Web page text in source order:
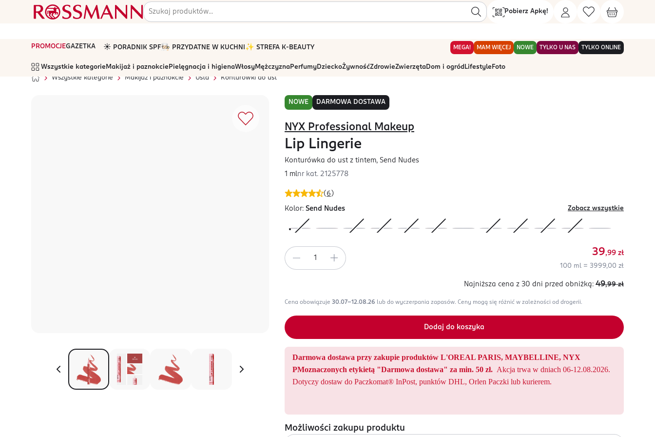
Pobierz Apkę!
PROMOCJEGAZETKA ☀️ PORADNIK SPF🧑🏻‍🍳 PRZYDATNE W KUCHNI ✨ STREFA K-BEAUTY MEGA! MAM WIĘCEJ NOWE TYLKO U NAS TYLKO ONLINE
Wszystkie kategorie Makijaż i paznokcie Pielęgnacja i higienaWłosyMężczyznaPerfumyDzieckoŻywnośćZdrowieZwierzętaDom i ogród Lifestyle Foto
Wszystkie kategorie
Makijaż i paznokcie Usta Konturówki do ust
NOWE DARMOWA DOSTAWA
( 6 )
NYX Professional Makeup
Lip Lingerie
Konturówka do ust z tintem, Send Nudes
1 mlnr kat. 2125778
Kolor: Send Nudes Zobacz wszystkie
39,99 zł
100 ml = 3999,00 zł
Najniższa cena z 30 dni przed obniżką: 49,99 zł
Cena obowiązuje 30.07-12.08.26 lub do wyczerpania zapasów. Ceny mogą się różnić w zależności od drogerii.
Dodaj do koszyka
Darmowa dostawa przy zakupie produktów L'OREAL PARIS, MAYBELLINE, NYX
PMoznaczonych etykietą "Darmowa dostawa" za min. 50 zł. Akcja trwa w dniach 06-12.08.2026.
Dotyczy dostaw do Paczkomat® InPost, punktów DHL, Orlen Paczki lub kurierem.
Możliwości zakupu produktu